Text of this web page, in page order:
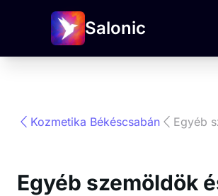
Salonic
Kozmetika Békéscsabán Egyéb
Egyéb szemöldök